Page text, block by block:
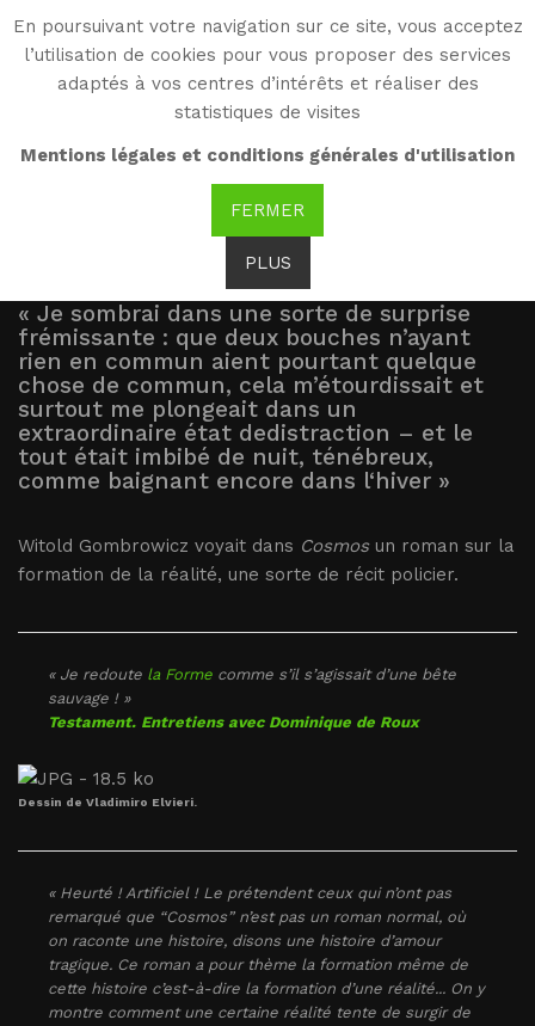
En poursuivant votre navigation sur ce site, vous acceptez
l’utilisation de cookies pour vous proposer des services
adaptés à vos centres d’intérêts et réaliser des
statistiques de visites
Mentions légales et conditions générales d'utilisation
FERMER
PLUS
WG
Witold Gombrowicz
Présentation
« Je sombrai dans une sorte de surprise
frémissante : que deux bouches n’ayant
rien en commun aient pourtant quelque
chose de commun, cela m’étourdissait et
surtout me plongeait dans un
extraordinaire état dedistraction – et le
tout était imbibé de nuit, ténébreux,
comme baignant encore dans l‘hiver »
Witold Gombrowicz voyait dans Cosmosun roman sur la
formation de la réalité, une sorte de récit policier.
« Je redoute la Forme comme s’il s’agissait d’une bête
sauvage ! »
Testament. Entretiens avec Dominique de Roux
Dessin de Vladimiro Elvieri.
« Heurté ! Artificiel ! Le prétendent ceux qui n’ont pas
remarqué que “Cosmos” n’est pas un roman normal, où
on raconte une histoire, disons une histoire d’amour
tragique. Ce roman a pour thème la formation même de
cette histoire c’est-à-dire la formation d’une réalité... On y
montre comment une certaine réalité tente de surgir de